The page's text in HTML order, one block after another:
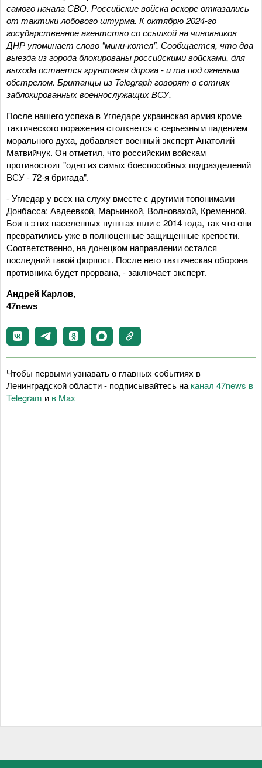
самого начала СВО. Российские войска вскоре отказались
от тактики лобового штурма. К октябрю 2024-го
государственное агентство со ссылкой на чиновников
ДНР упоминает слово "мини-котел". Сообщается, что два
выезда из города блокированы российскими войсками, для
выхода остается грунтовая дорога - и та под огневым
обстрелом. Британцы из Telegraph говорят о сотнях
заблокированных военнослужащих ВСУ.
После нашего успеха в Угледаре украинская армия кроме
тактического поражения столкнется с серьезным падением
морального духа, добавляет военный эксперт Анатолий
Матвийчук. Он отметил, что российским войскам
противостоит "одно из самых боеспособных подразделений
ВСУ - 72-я бригада".
- Угледар у всех на слуху вместе с другими топонимами
Донбасса: Авдеевкой, Марьинкой, Волновахой, Кременной.
Бои в этих населенных пунктах шли с 2014 года, так что они
превратились уже в полноценные защищенные крепости.
Соответственно, на донецком направлении остался
последний такой форпост. После него тактическая оборона
противника будет прорвана, - заключает эксперт.
Андрей Карлов,
47news
Чтобы первыми узнавать о главных событиях в
Ленинградской области - подписывайтесь на канал 47news в
Telegram и в Maх